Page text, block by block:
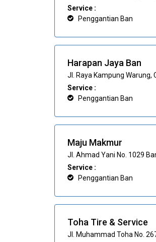
Service :
Penggantian Ban
Harapan Jaya Ban
Jl. Raya Kampung Warung,
Service :
Penggantian Ban
Maju Makmur
Jl. Ahmad Yani No. 1029
Service :
Penggantian Ban
Toha Tire & Service
Jl. Muhammad Toha No.